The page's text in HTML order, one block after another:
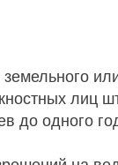
лиц
до одного